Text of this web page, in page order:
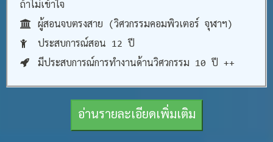
ถ้าไม่เข้าใจ
ผู้สอนจบตรงสาย (วิศวกรรมคอมพิวเตอร์ จุฬาฯ)
ประสบการณ์สอน 12 ปี
มีประสบการณ์การทำงานด้านวิศวกรรม 10 ปี ++
อ่านรายละเอียดเพิ่มเติม